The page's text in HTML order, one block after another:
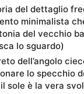
del dettaglio
minimalista
del vecchio
lo sguardo)
dell’angolo
lo specchio
sole è la vera